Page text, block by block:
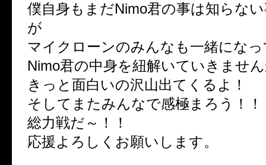
僕自身もまだNimo君の事は知らな
が
マイクローンのみんなも一緒にな
Nimo君の中身を紐解いていきませ
きっと面白いの沢山出てくるよ！
そしてまたみんなで感極まろう！！
総力戦だ～！！
応援よろしくお願いします。